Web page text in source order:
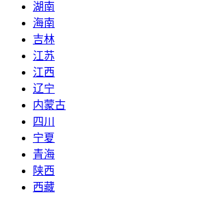
湖南
海南
吉林
江苏
江西
辽宁
内蒙古
四川
宁夏
青海
陕西
西藏